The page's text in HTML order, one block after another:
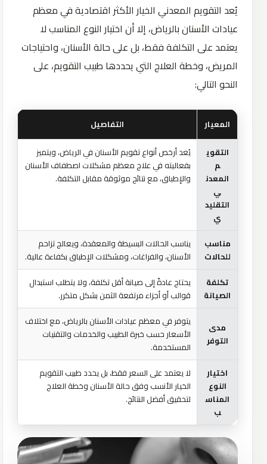
يُعد التقويم المعدني الخيار الأكثر اقتصادية في معظم
عيادات الأسنان بالرياض، إلا أن اختيار النوع المناسب لا
يعتمد على التكلفة فقط، بل على حالة الأسنان، واحتياجات
المريض، وخطة العلاج التي يحددها طبيب التقويم، على
النحو التالي:
المعيار
التفاصيل
التقوي
م
المعدن
ي
التقليد
ي
يُعد أرخص أنواع تقويم الأسنان في الرياض، ويتميز
بفعاليته في علاج معظم مشكلات اصطفاف الأسنان
والإطباق، مع نتائج موثوقة مقابل التكلفة.
مناسب
للحالات
يناسب الحالات البسيطة والمعقدة، ويعالج تزاحم
الأسنان، والفراغات، ومشكلات الإطباق بكفاءة عالية.
تكلفة
الصيانة
يحتاج عادةً إلى صيانة أقل تكلفة، ولا يتطلب استبدال
قوالب أو أجزاء مرتفعة الثمن بشكل متكرر.
مدى
التوفر
يتوفر في معظم عيادات الأسنان بالرياض، مع اختلاف
الأسعار حسب خبرة الطبيب والخدمات والتقنيات
المستخدمة.
اختيار
النوع
المناس
ب
لا يعتمد على السعر فقط، بل يحدد طبيب التقويم
الخيار الأنسب وفق حالة الأسنان وخطة العلاج
لتحقيق أفضل النتائج.